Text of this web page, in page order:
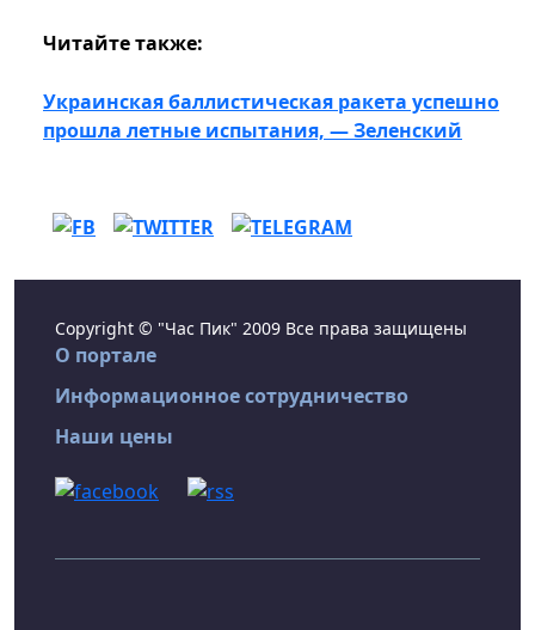
Читайте также:
Украинская баллистическая ракета успешно
прошла летные испытания, — Зеленский
Copyright © "Час Пик" 2009 Все права защищены
О портале
Информационное сотрудничество
Наши цены